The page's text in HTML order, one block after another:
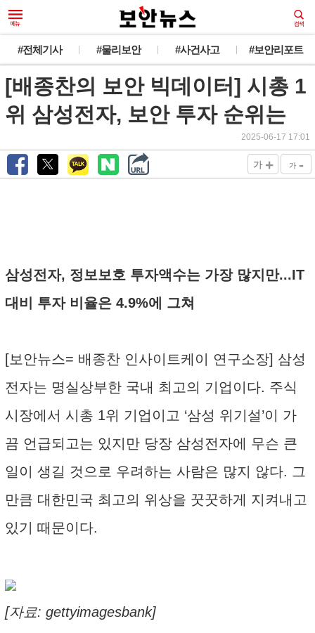
#전체기사 #물리보안 #사건사고 #보안리포트
[배종찬의 보안 빅데이터] 시총 1
위 삼성전자, 보안 투자 순위는
2025-06-17 17:01
가 + 가 -
삼성전자, 정보보호 투자액수는 가장 많지만...IT
대비 투자 비율은 4.9%에 그쳐
[보안뉴스= 배종찬 인사이트케이 연구소장] 삼성
전자는 명실상부한 국내 최고의 기업이다. 주식
시장에서 시총 1위 기업이고 ‘삼성 위기설’이 가
끔 언급되고는 있지만 당장 삼성전자에 무슨 큰
일이 생길 것으로 우려하는 사람은 많지 않다. 그
만큼 대한민국 최고의 위상을 꿋꿋하게 지켜내고
있기 때문이다.
[자료: gettyimagesbank]